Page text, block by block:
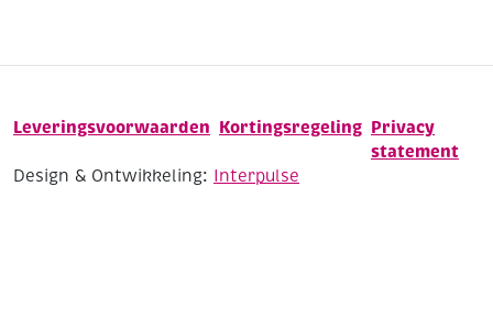
Leveringsvoorwaarden Kortingsregeling Privacy
statement
Design & Ontwikkeling: Interpulse